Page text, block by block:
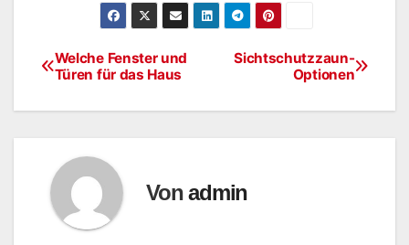
BeitragsnavigationSichtschutzzaun-
Optionen
Welche Fenster und
Türen für das Haus
Vonadmin